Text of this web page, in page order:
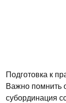
Подготовка к
Важно помнить
субординация